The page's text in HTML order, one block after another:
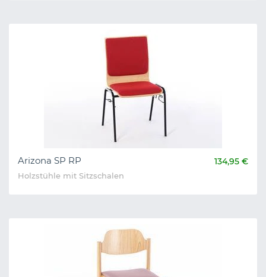
Arizona SP RP 134,95 €
Holzstühle mit Sitzschalen